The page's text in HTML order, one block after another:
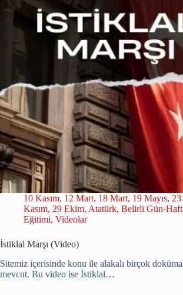
10 Kasım, 12 Mart, 18 Mart, 19 Mayıs,
Kasım, 29 Ekim, Atatürk, Belirli Gün-
Eğitimi, Videolar
İstiklal Marşı (Video)
Sitemiz içerisinde konu ile alakalı birçok
mevcut. Bu video ise İstiklal…